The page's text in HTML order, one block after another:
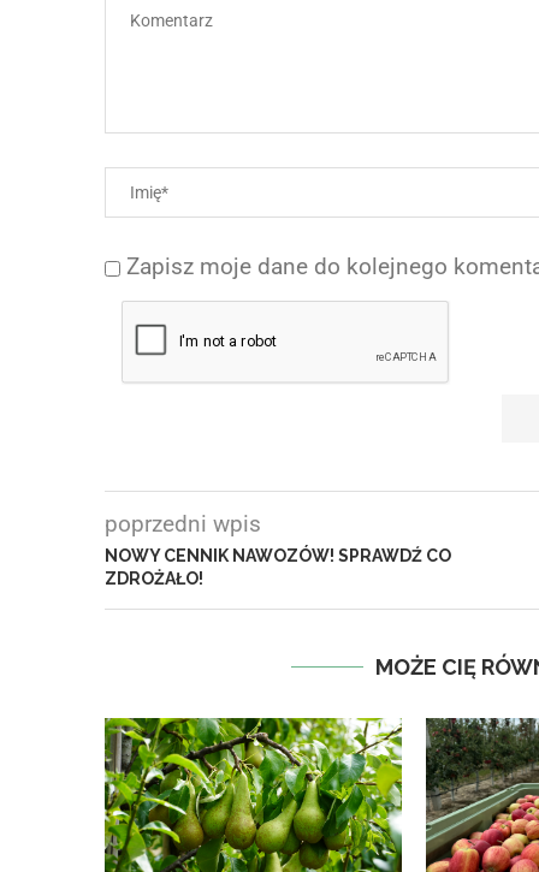
Zapisz moje dane do kolejnego
poprzedni wpis
NOWY CENNIK NAWOZÓW! SPRAWDŹ CO
ZDROŻAŁO!
MOŻE CIĘ